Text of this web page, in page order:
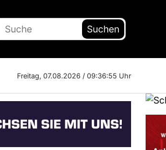
Suchen
Freitag, 07.08.2026 / 09:36:56 Uhr